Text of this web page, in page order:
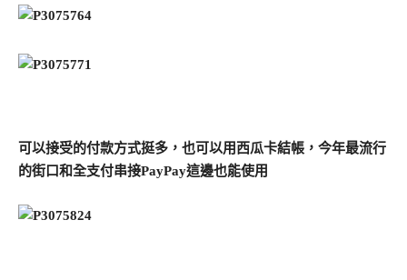
可以接受的付款方式挺多，也可以用西瓜卡結帳，今年最流行
的街口和全支付串接PayPay這邊也能使用